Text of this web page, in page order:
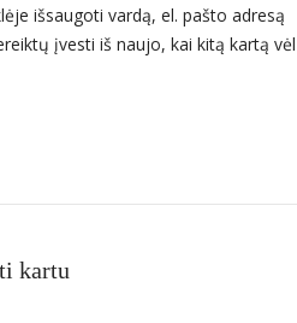
išsaugoti vardą, el. pašto adresą
įvesti iš naujo, kai kitą kartą vėl
kartu